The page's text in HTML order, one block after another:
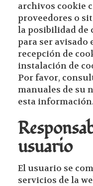
archivos cookie
proveedores o
la posibilidad de
para ser avisado
recepción de
instalación de
Por favor,
manuales de su
esta información.
usuario
El usuario se
servicios de la